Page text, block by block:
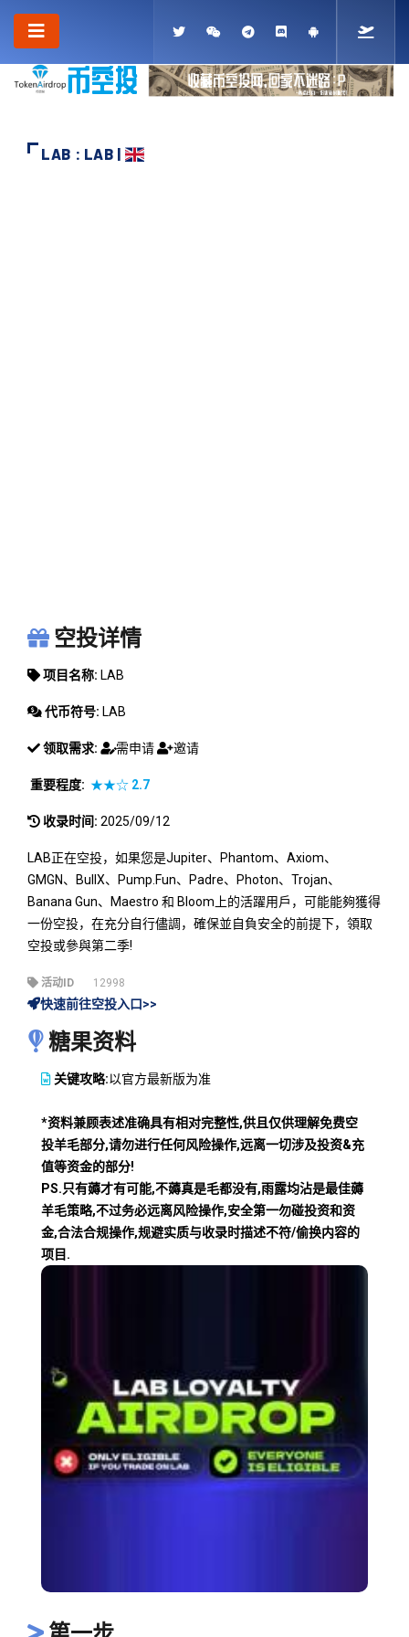
LAB : LAB |
空投详情
项目名称: LAB
代币符号: LAB
领取需求: 需申请 邀请
重要程度: ★★☆ 2.7
收录时间: 2025/09/12
LAB正在空投，如果您是Jupiter、Phantom、Axiom、
GMGN、BullX、Pump.Fun、Padre、Photon、Trojan、
Banana Gun、Maestro 和 Bloom上的活躍用戶，可能能夠獲得
一份空投，在充分自行儘調，確保並自負安全的前提下，領取
空投或參與第二季!
活动ID 12998
快速前往空投入口>>
糖果资料
关键攻略:以官方最新版为准
*资料兼顾表述准确具有相对完整性,供且仅供理解免费空
投羊毛部分,请勿进行任何风险操作,远离一切涉及投资&充
值等资金的部分!
PS.只有薅才有可能,不薅真是毛都没有,雨露均沾是最佳薅
羊毛策略,不过务必远离风险操作,安全第一勿碰投资和资
金,合法合规操作,规避实质与收录时描述不符/偷换内容的
项目.